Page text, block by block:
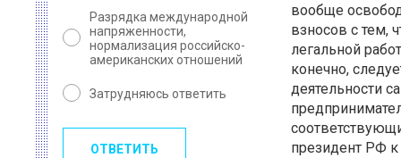
Разрядка международной
напряженности,
нормализация российско-
американских отношений
Затрудняюсь ответить
ОТВЕТИТЬ
вообще
взносов с тем,
легальной
конечно,
деятельности
президент РФ к